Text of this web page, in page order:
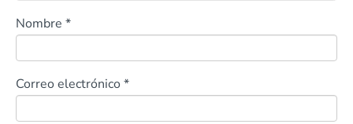
Nombre *
Correo electrónico *